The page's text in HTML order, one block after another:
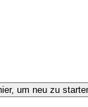
um neu zu